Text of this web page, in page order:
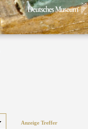
Anzeige Treffer